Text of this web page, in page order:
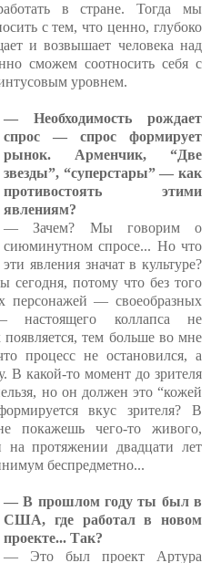
в стране. Тогда мы
с тем, что ценно, глубоко
и возвышает человека над
сможем соотносить себя с
уровнем.
— Необходимость рождает
спрос — спрос формирует
рынок. Арменчик, “Две
звезды”, “суперстары” — как
противостоять этими
явлениям?
— Зачем? Мы говорим о
сиюминутном спросе... Но что
эти явления значат в культуре?
сегодня, потому что без того
персонажей — своеобразных
настоящего коллапса не
тем больше во мне
процесс не остановился, а
В какой-то момент до зрителя
но он должен это “кожей
вкус зрителя? В
покажешь чего-то живого,
протяжении двадцати лет
беспредметно...
— В прошлом году ты был в
США, где работал в новом
проекте... Так?
— Это был проект Артура